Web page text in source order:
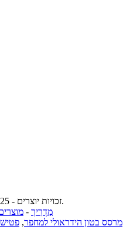
© זכויות יוצרים - 2019-2025: כל הזכויות שמורות.
מַדְרִיך -
מרסס בטון הידראולי למחפר,